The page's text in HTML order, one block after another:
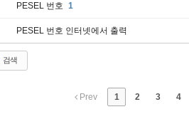
PESEL 번호 1
PESEL 번호 인터넷에서 출력
검색
Prev 1 2 3 4